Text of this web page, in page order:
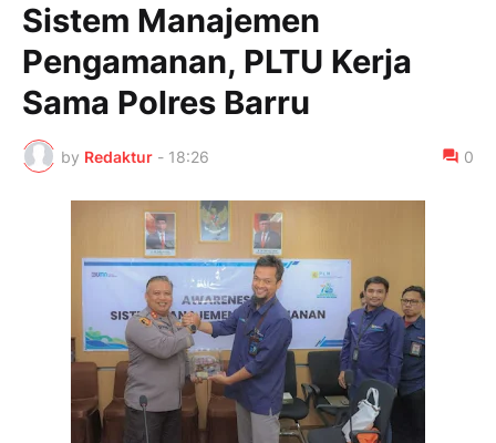
Sistem Manajemen
Pengamanan, PLTU Kerja
Sama Polres Barru
by Redaktur - 18:26 0